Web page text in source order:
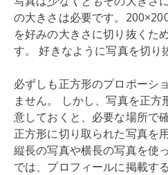
の大きさは必要です。
を好みの大きさに切り抜くた
す。 好きなように写真を切り
必ずしも正方形のプロポーシ
ません。 しかし、写真を正方
意しておくと、必要な場所で
正方形に切り取られた写真を
縦長の写真や横長の写真を使
では、プロフィールに掲載す